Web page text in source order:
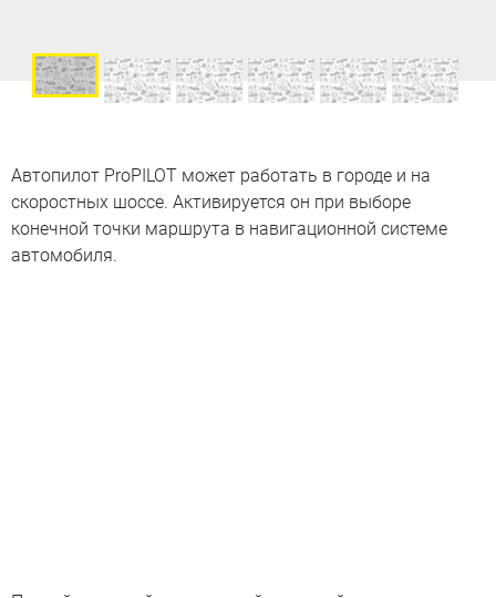
Автопилот ProPILOT может работать в городе и на
скоростных шоссе. Активируется он при выборе
конечной точки маршрута в навигационной системе
автомобиля.